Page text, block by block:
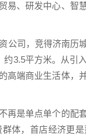
易、研发中心、智
公司，竞得济南历
3.5平方米。从引
高端商业生活体，
再是单点单个的配
体，首店经济更